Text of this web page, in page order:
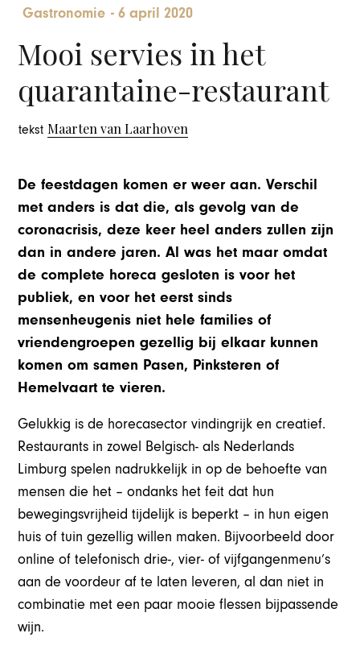
Gastronomie -6 april 2020
Mooi servies in het
quarantaine-restaurant
tekst Maarten van Laarhoven
De feestdagen komen er weer aan. Verschil
met anders is dat die, als gevolg van de
coronacrisis, deze keer heel anders zullen zijn
dan in andere jaren. Al was het maar omdat
de complete horeca gesloten is voor het
publiek, en voor het eerst sinds
mensenheugenis niet hele families of
vriendengroepen gezellig bij elkaar kunnen
komen om samen Pasen, Pinksteren of
Hemelvaart te vieren.
Gelukkig is de horecasector vindingrijk en creatief.
Restaurants in zowel Belgisch- als Nederlands
Limburg spelen nadrukkelijk in op de behoefte van
mensen die het – ondanks het feit dat hun
bewegingsvrijheid tijdelijk is beperkt – in hun eigen
huis of tuin gezellig willen maken. Bijvoorbeeld door
online of telefonisch drie-, vier- of vijfgangenmenu’s
aan de voordeur af te laten leveren, al dan niet in
combinatie met een paar mooie flessen bijpassende
wijn.